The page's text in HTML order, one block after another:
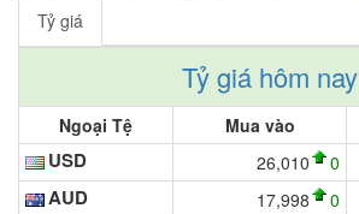
Tỷ giá
Tỷ giá hôm nay
Ngoại Tệ Mua vào
USD 26,010 0
AUD 17,998 0